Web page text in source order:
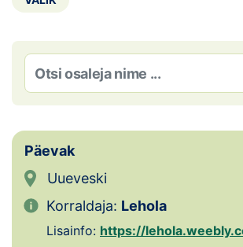
Kontakt
EOL
Kaardid
Kalender
Koondised
Päevak
Uueveski
Korraldaja: Lehola
Lisainfo: https://